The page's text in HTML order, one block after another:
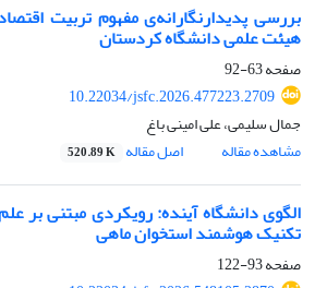
بررسی پدیدارنگارانه‌ی مفهوم تربیت
هیئت علمی دانشگاه کردستان
صفحه63-92
10.22034/jsfc.2026.477223.2709
جمال سلیمی، علی امینی باغ
مشاهده مقاله
اصل مقاله 520.89 K
الگوی دانشگاه آینده: رویکردی مبتنی بر
تکنیک هوشمند استخوان ماهی
صفحه93-122